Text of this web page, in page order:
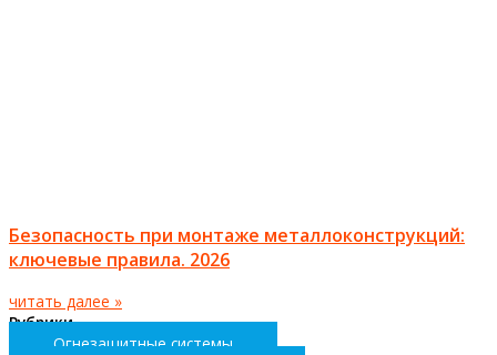
Безопасность при монтаже металлоконструкций:
ключевые правила. 2026
читать далее »
Рубрики
Огнезащитные системы